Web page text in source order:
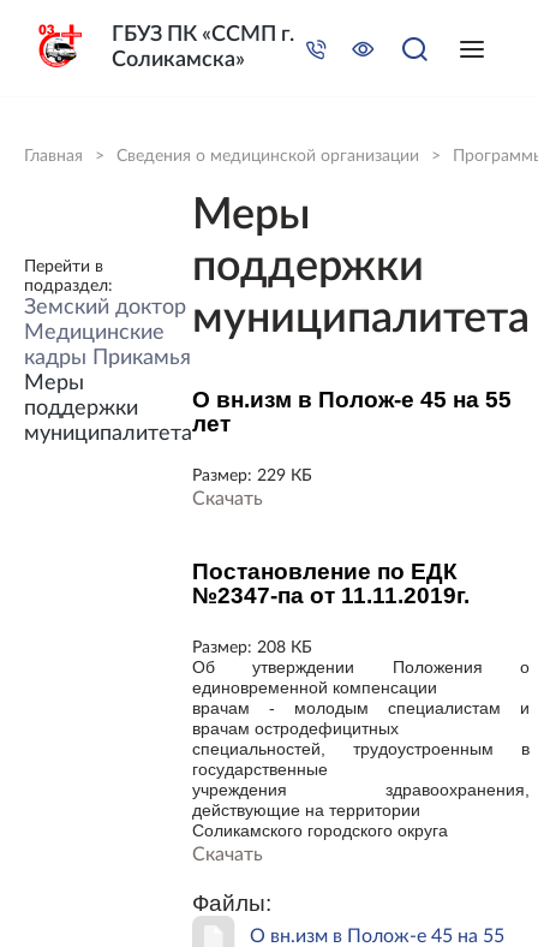
Главная > Сведения о медицинской организации >
Перейти в
подраздел:
Земский доктор
Медицинские
кадры Прикамья
Меры
поддержки
муниципалитета
Меры
поддержки
муниципалитета
О вн.изм в Полож-е 45 на 55
лет
Размер: 229 КБ
Скачать
Постановление по ЕДК
№2347-па от 11.11.2019г.
Размер: 208 КБ
Об утверждении Положения о
единовременной компенсации
врачам - молодым специалистам и
врачам остродефицитных
специальностей, трудоустроенным в
государственные
учреждения здравоохранения,
действующие на территории
Соликамского городского округа
Скачать
Файлы:
О вн.изм в Полож-е 45 на 55
ГБУЗ ПК «ССМП г.
Соликамска»